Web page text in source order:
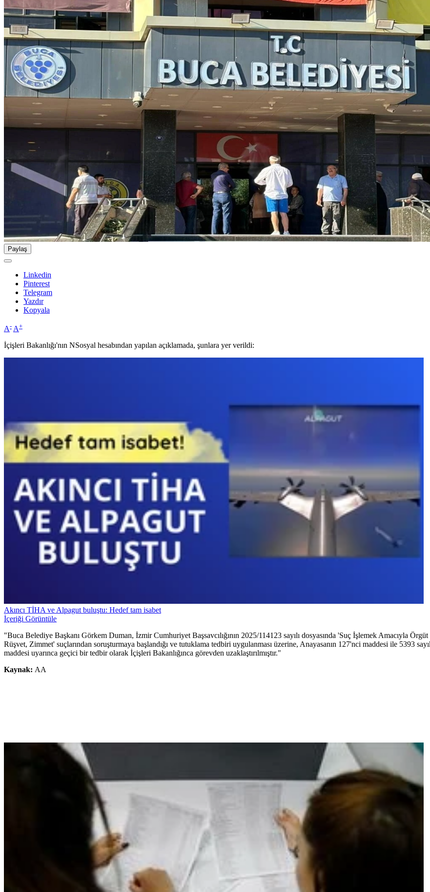
Paylaş
Linkedin
Pinterest
Telegram
Yazdır
Kopyala
A- A+
İçişleri Bakanlığı'nın NSosyal hesabından yapılan açıklamada, şunlara yer verildi:
Akıncı TİHA ve Alpagut buluştu: Hedef tam isabet
İçeriği Görüntüle
"Buca Belediye Başkanı Görkem Duman, İzmir Cumhuriyet Başsavcılığının 2025/114123 sayılı dosyasında 'Suç İşlemek Amacıyla
Rüşvet, Zimmet' suçlarından soruşturmaya başlandığı ve tutuklama tedbiri uygulanması üzerine, Anayasanın 127'nci maddesi ile 5393
maddesi uyarınca geçici bir tedbir olarak İçişleri Bakanlığınca görevden uzaklaştırılmıştır."
Kaynak: AA